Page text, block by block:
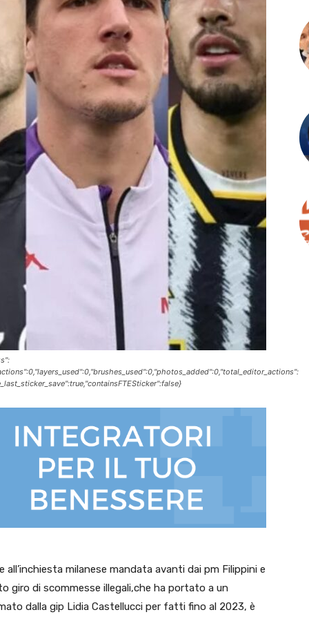
milanese mandata avanti dai pm Filippini e
giro di scommesse illegali,che ha portato a un
dalla gip Lidia Castellucci per fatti fino al 2023, è